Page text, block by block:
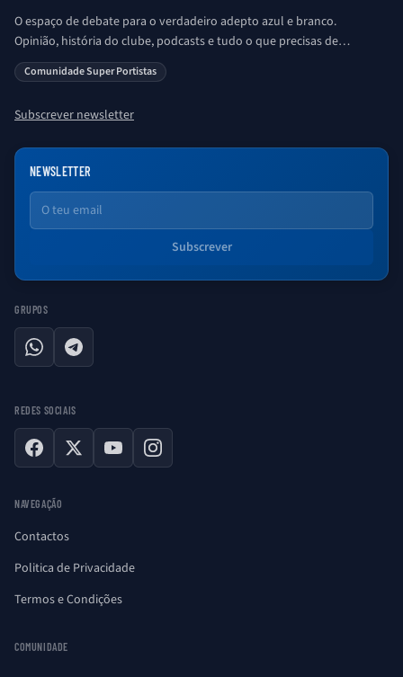
O espaço de debate para o verdadeiro adepto azul e branco.
Opinião, história do clube, podcasts e tudo o que precisas de
saber sobre o universo Porto. Ser Porto é aqui!
Comunidade Super Portistas
Subscrever newsletter
NEWSLETTER
Email
Subscrever
GRUPOS
WhatsAppTelegram
REDES SOCIAIS
Facebook
X YouTubeInstagram
NAVEGAÇÃO
Contactos
Politica de Privacidade
Termos e Condições
COMUNIDADE